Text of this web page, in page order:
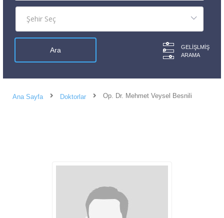
GELIŞLMIŞ
ARAMA
Ana Sayfa Doktorlar Op. Dr. Mehmet Veysel Besnili